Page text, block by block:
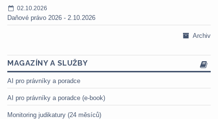
02.10.2026
Daňové právo 2026 - 2.10.2026
Archiv
MAGAZÍNY A SLUŽBY
AI pro právníky a poradce
AI pro právníky a poradce (e-book)
Monitoring judikatury (24 měsíců)